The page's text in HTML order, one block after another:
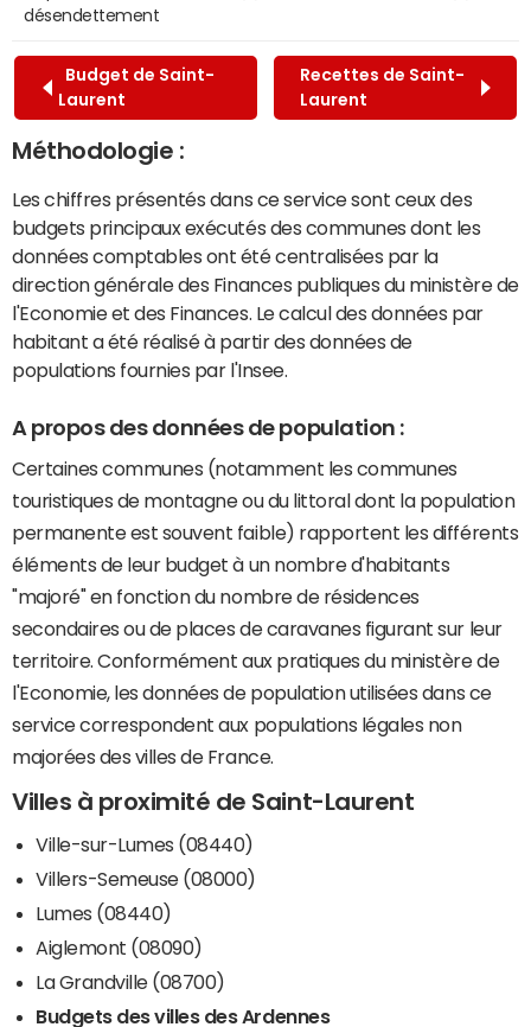
désendettement
Budget de Saint-
Laurent
Recettes de Saint-
Laurent
Méthodologie :
Les chiffres présentés dans ce service sont ceux des
budgets principaux exécutés des communes dont les
données comptables ont été centralisées par la
direction générale des Finances publiques du ministère de
l'Economie et des Finances. Le calcul des données par
habitant a été réalisé à partir des données de
populations fournies par l'Insee.
A propos des données de population :
Certaines communes (notamment les communes
touristiques de montagne ou du littoral dont la population
permanente est souvent faible) rapportent les différents
éléments de leur budget à un nombre d'habitants
"majoré" en fonction du nombre de résidences
secondaires ou de places de caravanes figurant sur leur
territoire. Conformément aux pratiques du ministère de
l'Economie, les données de population utilisées dans ce
service correspondent aux populations légales non
majorées des villes de France.
Villes à proximité de Saint-Laurent
Ville-sur-Lumes (08440)
Villers-Semeuse (08000)
Lumes (08440)
Aiglemont (08090)
La Grandville (08700)
Budgets des villes des Ardennes